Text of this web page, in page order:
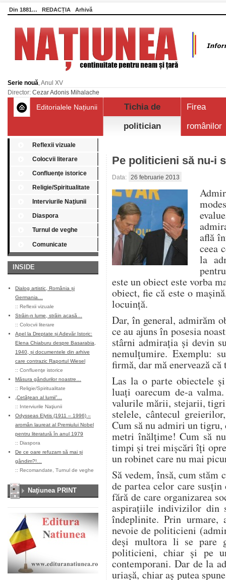
Din 1881… REDACȚIA Arhivă
Serie nouă, Anul XV
Director: Cezar Adonis Mihalache
Editorialele Națiunii
Tichia de
politician
Firea
românilor
Reflexii vizuale
Colocvii literare
Confluenţe istorice
Religie/Spiritualitate
Interviurile Naţiunii
Diaspora
Turnul de veghe
Comunicate
INSIDE
Dialog artistic, România și
Germania…
:: Reflexii vizuale
Străin-n lume, străin acasă…
:: Colocvii literare
Apel la Dreptate și Adevăr Istoric:
Elena Chiaburu despre Basarabia,
1940, și documentele din arhive
care contrazic Raportul Wiesel
:: Confluenţe istorice
Măsura gândurilor noastre…
:: Religie/Spiritualitate
„Cetățean al lumii”…
:: Interviurile Naţiunii
Odysseas Elytis (1911 – 1996) –
aromân laureat al Premiului Nobel
pentru literatură în anul 1979
:: Diaspora
De ce oare refuzam să mai și
gândim?!…
:: Recomandate Turnul de veghe
Naţiunea PRINT
Pe politicieni să nu-i
Data: 26 februarie 2013
află
ceea
la
este un obiect este vorba
obiect, fie că este o
locuinţă.
Dar, în general, admirăm
ce au ajuns în posesia
stârni admiraţia şi devin
nemulţumire. Exemplu:
firmă, dar mă enervează
Las la o parte obiectele
luaţi oarecum de-a
valurile mării, stejarii,
stelele, cântecul
Cum să nu admiri un
metri înălţime! Cum să
timpi şi trei mişcări îţi
un robinet care nu mai
Să vedem, însă, cum
de partea celor care
fără de care organizarea
aspiraţiile indivizilor din
îndeplinite. Prin urmare,
nevoie de politicieni
deşi multora li se pare
politicieni, chiar şi pe
contemporani. Dar de la
uriaşă, chiar aş putea